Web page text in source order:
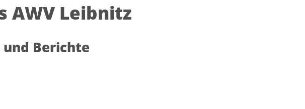
AWV Leibnitz
Berichte